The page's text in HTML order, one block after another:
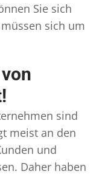
Sie sich
sich um
sind
meist an den
und
Daher haben